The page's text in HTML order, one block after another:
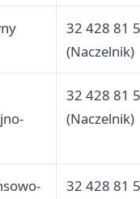
32 428 81
(Naczelnik)
32 428 81
(Naczelnik)
32 428 81